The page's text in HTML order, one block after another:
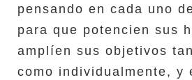
pensando en cada uno
para que potencien sus
amplíen sus objetivos
como individualmente, y